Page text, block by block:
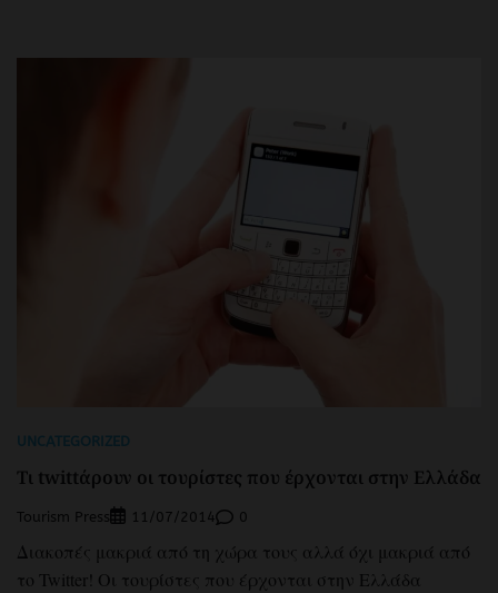
UNCATEGORIZED
Τι twittάρουν οι τουρίστες που έρχονται στην Ελλάδα
Tourism Press 11/07/2014 0
Διακοπές μακριά από τη χώρα τους αλλά όχι μακριά από
το Twitter! Οι τουρίστες που έρχονται στην Ελλάδα